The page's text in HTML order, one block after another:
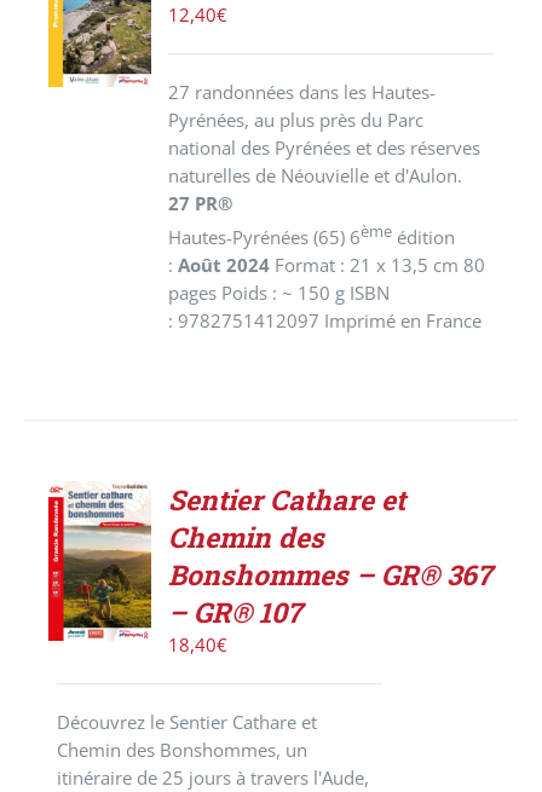
PRODUIT
/
DÉTAILS
12,40€
27 randonnées dans les Hautes-
Pyrénées, au plus près du Parc
national des Pyrénées et des réserves
naturelles de Néouvielle et d'Aulon.
27 PR®
Hautes-Pyrénées (65) 6ème édition
: Août 2024 Format : 21 x 13,5 cm 80
pages Poids : ~ 150 g ISBN
: 9782751412097 Imprimé en France
ACHETER
LE
PRODUIT
/
DÉTAILS
Sentier Cathare et
Chemin des
Bonshommes – GR® 367
– GR® 107
18,40€
Découvrez le Sentier Cathare et
Chemin des Bonshommes, un
itinéraire de 25 jours à travers l'Aude,